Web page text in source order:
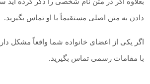
دادن به متن اصلی مستقیماً با او تماس بگیرید.
اگر یکی از اعضای خانواده شما واقعاً مشکل
با مقامات رسمی تماس بگیرید.